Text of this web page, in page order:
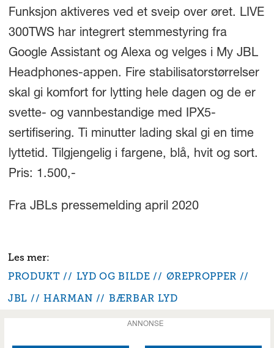
Funksjon aktiveres ved et sveip over øret. LIVE
300TWS har integrert stemmestyring fra
Google Assistant og Alexa og velges i My JBL
Headphones-appen. Fire stabilisatorstørrelser
skal gi komfort for lytting hele dagen og de er
svette- og vannbestandige med IPX5-
sertifisering. Ti minutter lading skal gi en time
lyttetid. Tilgjengelig i fargene, blå, hvit og sort.
Pris: 1.500,-
Fra JBLs pressemelding april 2020
PRODUKT LYD OG BILDE
ØREPROPPER
JBL
HARMAN BÆRBAR LYD
ANNONSE